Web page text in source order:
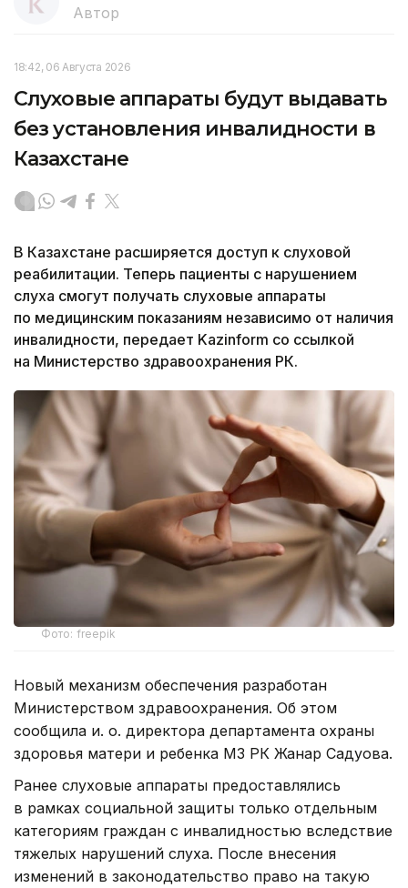
Автор
18:42, 06 Августа 2026
Слуховые аппараты будут выдавать
без установления инвалидности в
Казахстане
В Казахстане расширяется доступ к слуховой
реабилитации. Теперь пациенты с нарушением
слуха смогут получать слуховые аппараты
по медицинским показаниям независимо от наличия
инвалидности, передает Kazinform со ссылкой
на Министерство здравоохранения РК.
Фото: freepik
Новый механизм обеспечения разработан
Министерством здравоохранения. Об этом
сообщила и. о. директора департамента охраны
здоровья матери и ребенка МЗ РК Жанар Садуова.
Ранее слуховые аппараты предоставлялись
в рамках социальной защиты только отдельным
категориям граждан с инвалидностью вследствие
тяжелых нарушений слуха. После внесения
изменений в законодательство право на такую